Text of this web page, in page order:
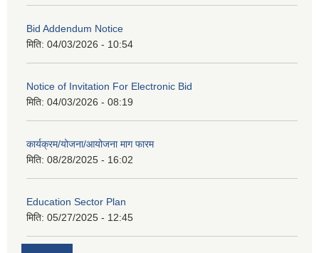
Bid Addendum Notice
मिति: 04/03/2026 - 10:54
Notice of Invitation For Electronic Bid
मिति: 04/03/2026 - 08:19
कार्यक्रम/योजना/आयोजना माग फारम
मिति: 08/28/2025 - 16:02
Education Sector Plan
मिति: 05/27/2025 - 12:45